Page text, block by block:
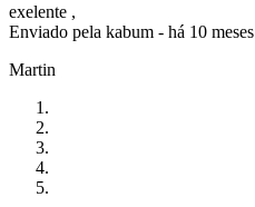
exelente ,
Enviado pela kabum - há 10 meses
Martin